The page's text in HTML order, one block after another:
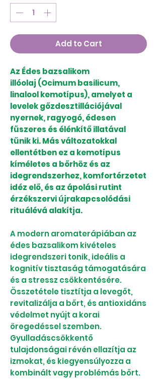
Add to Cart
Az Édes bazsalikom
illóolaj (Ocimum basilicum,
linalool kemotípus), amelyet a
levelek gőzdesztillációjával
nyernek, ragyogó, édesen
fűszeres és élénkítő illatával
tűnik ki. Más változatokkal
ellentétben ez a kemotípus
kíméletes a bőrhöz és az
idegrendszerhez, komfortérzetet
idéz elő, és az ápolási rutint
érzékszervi újrakapcsolódási
rituálévá alakítja.
A modern aromaterápiában az
édes bazsalikom kivételes
idegrendszeri tonik, ideális a
kognitív tisztaság támogatására
és a stressz csökkentésére.
Összetétele tisztítja a levegőt,
revitalizálja a bőrt, és antioxidáns
védelmet nyújt a korai
öregedéssel szemben.
Gyulladáscsökkentő
tulajdonságai révén ellazítja az
izmokat, és kiegyensúlyozza a
kombinált vagy problémás bőrt.